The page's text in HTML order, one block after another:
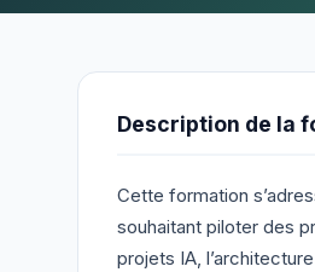
Description de la
Cette formation
souhaitant piloter des
projets IA,